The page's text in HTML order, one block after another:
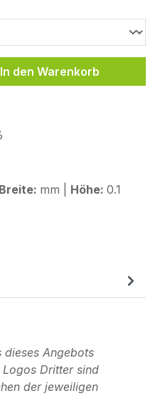
den
In den Warenkorb
Breite: mm | Höhe: 0.1
dieses Angebots
Dritter sind
der jeweiligen